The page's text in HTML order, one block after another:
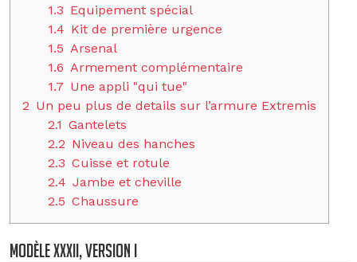
1.3 Equipement spécial
1.4 Kit de première urgence
1.5 Arsenal
1.6 Armement complémentaire
1.7 Une appli "qui tue"
2 Un peu plus de details sur l’armure Extremis
2.1 Gantelets
2.2 Niveau des hanches
2.3 Cuisse et rotule
2.4 Jambe et cheville
2.5 Chaussure
Modèle XXXII, Version I